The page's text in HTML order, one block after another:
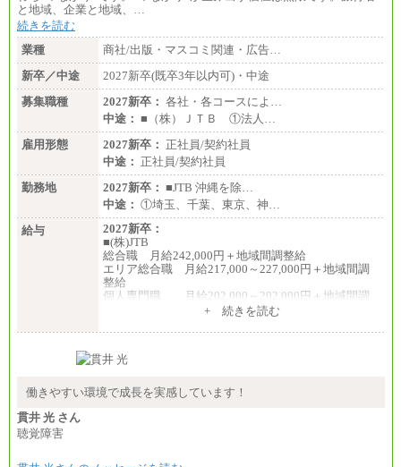
と地域、企業と地域、…
続きを読む
業種
商社/出版・マスコミ関連・広告…
新卒／中途
2027新卒(既卒3年以内可)・中途
募集職種
2027新卒： 各社・各コースによ…
中途： ■（株）ＪＴＢ ①法人…
雇用形態
2027新卒： 正社員/契約社員
中途： 正社員/契約社員
勤務地
2027新卒： ■JTB 沖縄を除…
中途： ①埼玉、千葉、東京、神…
給与
2027新卒：
■(株)JTB
総合職 月給242,000円＋地域間調整給
エリア総合職 月給217,000～227,000円＋地域間調
整給
個人専門職 月給202,000～202,000円＋地域間調
総合職 月給208,000～235,000円
※詳細はJTBキャリアサイトよりご確認ください。
+ 続きを読む
働きやすい環境で成長を実感しています！
貫井 光 さん
聴覚障害